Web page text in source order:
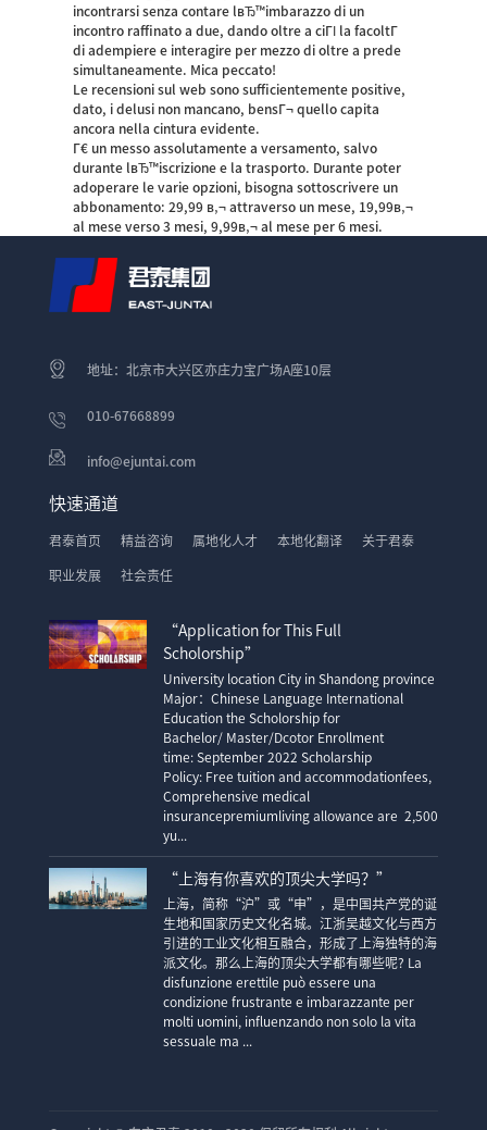
incontrarsi senza contare lвЂ™imbarazzo di un
incontro raffinato a due, dando oltre a ciГІ la facoltГ
di adempiere e interagire per mezzo di oltre a prede
simultaneamente. Mica peccato!
Le recensioni sul web sono sufficientemente positive,
dato, i delusi non mancano, bensГ¬ quello capita
ancora nella cintura evidente.
Г€ un messo assolutamente a versamento, salvo
durante lвЂ™iscrizione e la trasporto. Durante poter
adoperare le varie opzioni, bisogna sottoscrivere un
abbonamento: 29,99 в‚¬ attraverso un mese, 19,99в‚¬
al mese verso 3 mesi, 9,99в‚¬ al mese per 6 mesi.
地址：北京市大兴区亦庄力宝广场A座10层
010-67668899
info@ejuntai.com
快速通道
君泰首页 精益咨询 属地化人才 本地化翻译 关于君泰
职业发展 社会责任
“Application for This Full
Scholorship”
University location City in Shandong province
Major：Chinese Language International
Education the Scholorship for
Bachelor/ Master/Dcotor Enrollment
time: September 2022 Scholarship
Policy: Free tuition and accommodationfees,
Comprehensive medical
insurancepremiumliving allowance are 2,500
yu...
“上海有你喜欢的顶尖大学吗？”
上海，简称“沪”或“申”，是中国共产党的诞
生地和国家历史文化名城。江浙吴越文化与西方
引进的工业文化相互融合，形成了上海独特的海
派文化。那么上海的顶尖大学都有哪些呢? La
disfunzione erettile può essere una
condizione frustrante e imbarazzante per
molti uomini, influenzando non solo la vita
sessuale ma ...